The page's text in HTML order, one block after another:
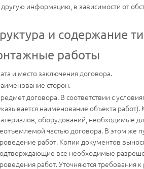
информацию, в зависимости от
и содержание
работы
и место заключения договора.
сторон.
договора. В соответствии с
наименование объекта
оборудований, необходимые
частью договора. В этом же
работ. Копии документов
все необходимые
работ. Уточняются требования к